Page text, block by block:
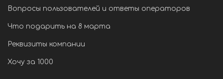
Вопросы пользователей и ответы операторов
Что подарить на 8 марта
Реквизиты компании
Хочу за 1000